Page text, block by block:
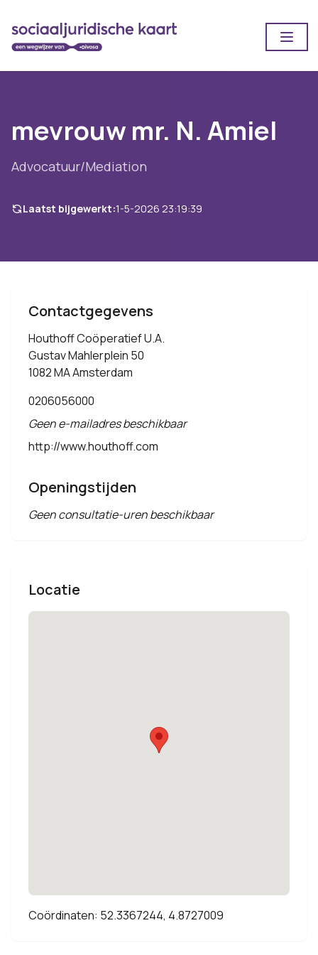
mevrouw mr. N. Amiel
Advocatuur/Mediation
Laatst bijgewerkt:1-5-2026 23:19:39
Contactgegevens
Houthoff Coöperatief U.A.
Gustav Mahlerplein 50
1082 MA Amsterdam
0206056000
Geen e-mailadres beschikbaar
http://www.houthoff.com
Openingstijden
Geen consultatie-uren beschikbaar
Locatie
Coördinaten: 52.3367244, 4.8727009